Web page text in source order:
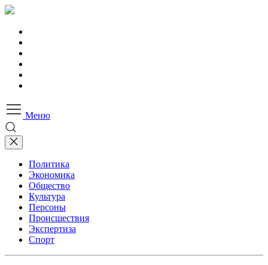
Меню
Политика
Экономика
Общество
Культура
Персоны
Происшествия
Экспертиза
Спорт